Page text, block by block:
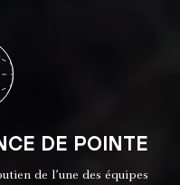
DE POINTE
de l’une des équipes